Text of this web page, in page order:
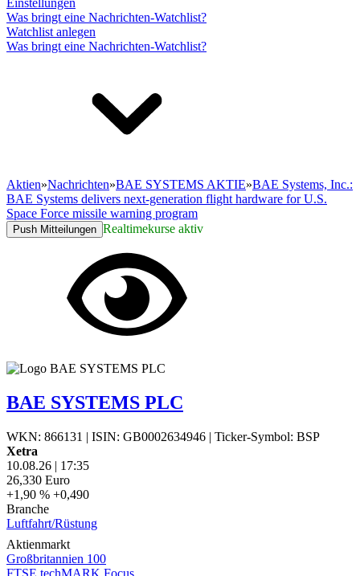
Einstellungen
Was bringt eine Nachrichten-Watchlist?
Watchlist anlegen
Was bringt eine Nachrichten-Watchlist?
Aktien»Nachrichten»BAE SYSTEMS AKTIE»BAE Systems, Inc.:
BAE Systems delivers next-generation flight hardware for U.S.
Space Force missile warning program
Push Mitteilungen Realtimekurse aktiv
BAE SYSTEMS PLC
WKN: 866131 | ISIN: GB0002634946 | Ticker-Symbol: BSP
Xetra
10.08.26 | 17:35
26,330 Euro
+1,90 % +0,490
Branche
Luftfahrt/Rüstung
Aktienmarkt
Großbritannien 100
FTSE techMARK Focus